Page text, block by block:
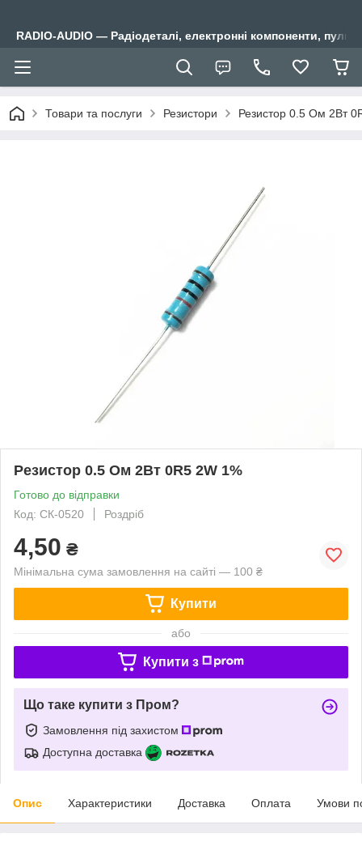
RADIO-AUDIO — Радіодеталі, електронні компоненти,
Товари та послуги Резистори Резистор 0.5 Ом 2Вт
Резистор 0.5 Ом 2Вт 0R5 2W 1%
Готово до відправки
Код: СК-0520
Роздріб
4,50 ₴
Мінімальна сума замовлення на сайті — 100 ₴
Купити
або
Купити з
Що таке купити з Пром?
Замовлення під захистом
Доступна доставка
Опис Характеристики Доставка Оплата Умови